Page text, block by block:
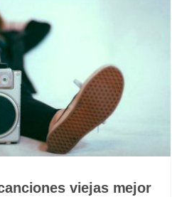
viejas mejor